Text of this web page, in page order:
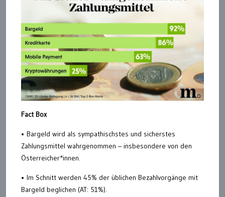
Fact Box
• Bargeld wird als sympathischstes und sicherstes
Zahlungsmittel wahrgenommen – insbesondere von den
Österreicher*innen.
• Im Schnitt werden 45% der üblichen Bezahlvorgänge mit
Bargeld beglichen (AT: 51%).